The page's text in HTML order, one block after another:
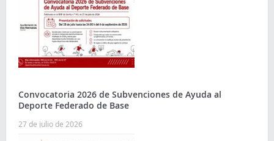
Convocatoria 2026 de Subvenciones de Ayuda al
Deporte Federado de Base
27 de julio de 2026